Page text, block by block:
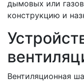
дымовых или
конструкцию и
Вентиляционная